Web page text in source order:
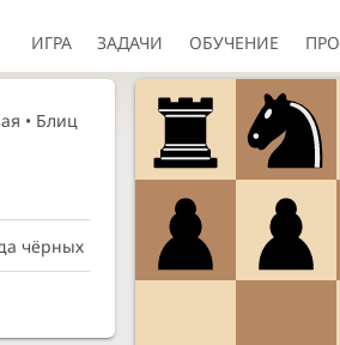
ИГРА ЗАДАЧИ ОБУЧЕНИЕ
• Блиц
чёрных